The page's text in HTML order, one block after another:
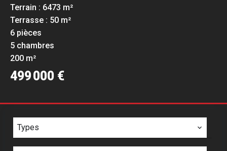
Terrain : 6473 m²
Terrasse : 50 m²
6 pièces
5 chambres
200 m²
499 000 €
Types